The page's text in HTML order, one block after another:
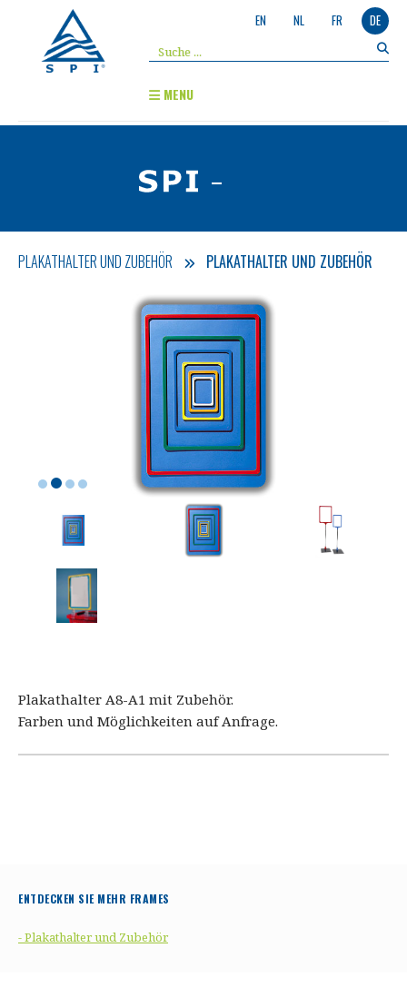
EN NL FR DE
MENU
-
PLAKATHALTER UND ZUBEHÖR PLAKATHALTER UND ZUBEHÖR
Plakathalter A8-A1 mit Zubehör.
Farben und Möglichkeiten auf Anfrage.
ENTDECKEN SIE MEHR FRAMES
- Plakathalter und Zubehör